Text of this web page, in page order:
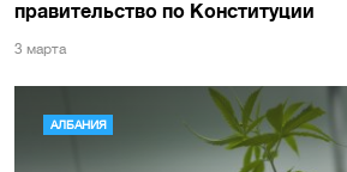
правительство по Конституции
3 марта
АЛБАНИЯ